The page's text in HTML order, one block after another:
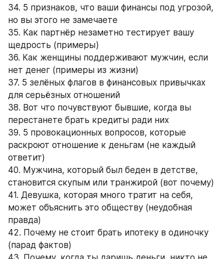
34. 5 признаков, что ваши финансы под угрозой,
но вы этого не замечаете
35. Как партнёр незаметно тестирует вашу
щедрость (примеры)
36. Как женщины поддерживают мужчин, если
нет денег (примеры из жизни)
37. 5 зелёных флагов в финансовых привычках
для серьёзных отношений
38. Вот что почувствуют бывшие, когда вы
перестанете брать кредиты ради них
39. 5 провокационных вопросов, которые
раскроют отношение к деньгам (не каждый
ответит)
40. Мужчина, который был беден в детстве,
становится скупым или транжирой (вот почему)
41. Девушка, которая много тратит на себя,
может объяснить это обществу (неудобная
правда)
42. Почему не стоит брать ипотеку в одиночку
(парад фактов)